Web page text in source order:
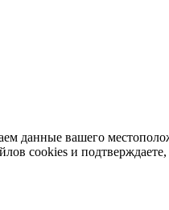
данные вашего
cookies и